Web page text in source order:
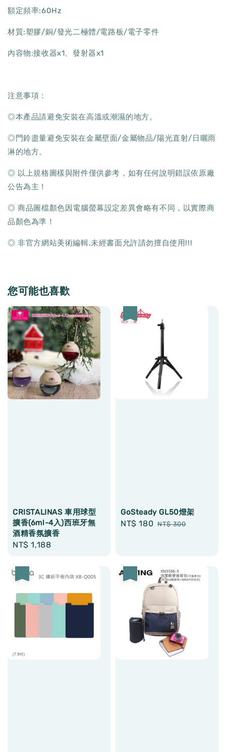
額定頻率:60Hz
材質:塑膠/銅/發光二極體/電路板/電子零件
內容物:接收器x1、發射器x1
注意事項：
◎本產品請避免安裝在高溫或潮濕的地方。
◎門鈴盡量避免安裝在金屬壁面/金屬物品/陽光直射/日曬雨
淋的地方。
◎ 以上規格圖樣與附件僅供參考，如有任何說明錯誤依原廠
公告為主！
◎ 商品圖檔顏色因電腦螢幕設定差異會略有不同，以實際商
品顏色為準！
◎ 非官方網站美術編輯.未經書面允許請勿擅自使用!!!
您可能也喜歡
CRISTALINAS 車用球型
擴香(6ml-4入)西班牙無
酒精香氛擴香
Regular
NT$ 1,188
GoSteady GL50燈架
Sale
NT$ 180 Regular
NT$ 300